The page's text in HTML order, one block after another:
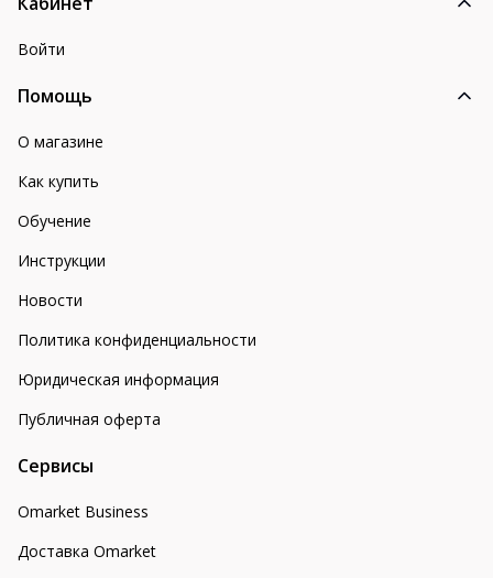
Войти
Помощь
О магазине
Как купить
Обучение
Инструкции
Новости
Политика конфиденциальности
Юридическая информация
Публичная оферта
Сервисы
Omarket Business
Доставка Omarket